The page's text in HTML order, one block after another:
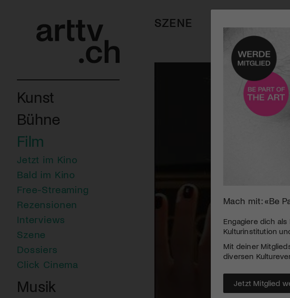
Kunst
Bühne
Film
Jetzt im Kino
Bald im Kino
Free-Streaming
Rezensionen
Interviews
Szene
Dossiers
Click Cinema
Musik
SZENE
Mach mit: «Be
Engagiere dich
Kulturinstitution
Mit deiner
diversen
Jetzt Mitglied